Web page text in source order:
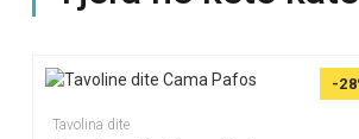
-
Tavolina dite